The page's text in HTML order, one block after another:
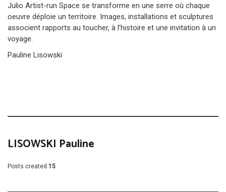
Julio Artist-run Space se transforme en une serre où chaque
oeuvre déploie un territoire. Images, installations et sculptures
associent rapports au toucher, à l’histoire et une invitation à un
voyage.
Pauline Lisowski
LISOWSKI Pauline
Posts created 15